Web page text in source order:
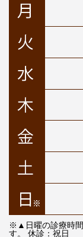
※▲日曜の診療時間
す。 休診：祝日